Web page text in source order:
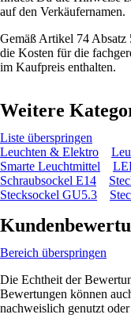
auf den Verkäufernamen.
Gemäß Artikel 74 Absatz
die Kosten für die
im Kaufpreis enthalten.
Weitere
Liste überspringen
Leuchten & Elektro
Smarte Leuchtmittel
Schraubsockel E14
Stecksockel GU5.3
Bereich überspringen
Die Echtheit der
Bewertungen können
nachweislich genutzt